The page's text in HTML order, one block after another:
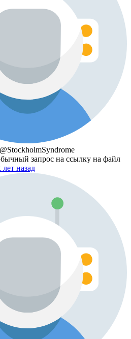
@StockholmSyndrome
запрос на ссылку на файл
лет назад